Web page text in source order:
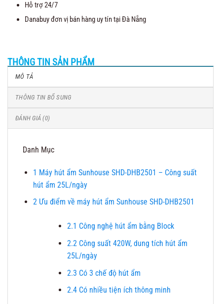
Hỗ trợ 24/7
Danabuy đơn vị bán hàng uy tín tại Đà Nẵng
THÔNG TIN SẢN PHẨM
MÔ TẢ
THÔNG TIN BỔ SUNG
ĐÁNH GIÁ (0)
Danh Mục
1 Máy hút ẩm Sunhouse SHD-DHB2501 – Công suất
hút ẩm 25L/ngày
2Ưu điểm về máy hút ẩm Sunhouse SHD-DHB2501
2.1 Công nghệ hút ẩm bằng Block
2.2Công suất 420W, dung tích hút ẩm
25L/ngày
2.3 Có 3 chế độ hút ẩm
2.4Có nhiều tiện ích thông minh